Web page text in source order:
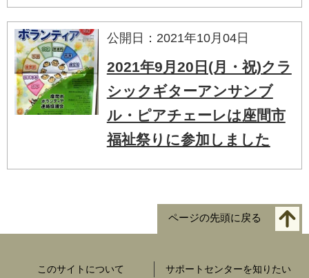
公開日：2021年10月04日
2021年9月20日(月・祝)クラ
シックギターアンサンブ
ル・ピアチェーレは座間市
福祉祭りに参加しました
ページの先頭に戻る
このサイトについて サポートセンターを知りたい